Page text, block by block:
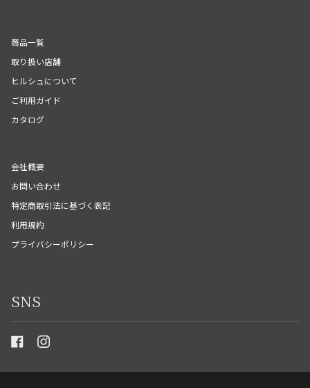
商品一覧
取り扱い店舗
ヒルシュについて
ご利用ガイド
カタログ
会社概要
お問い合わせ
特定商取引法に基づく表記
利用規約
プライバシーポリシー
SNS